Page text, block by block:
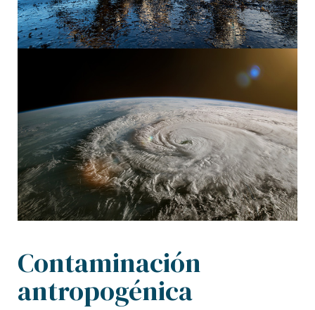
Contaminación
antropogénica